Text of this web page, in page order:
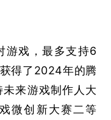
游戏，最多支持6
得了2024年的腾
来游戏制作人大
微创新大赛二等